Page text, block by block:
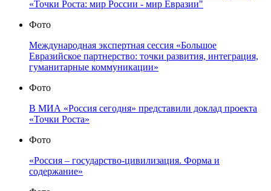
«Точки Роста: мир России - мир Евразии"
Фото
Международная экспертная сессия «Большое
Евразийское партнерство: точки развития, интеграция,
гуманитарные коммуникации»
Фото
В МИА «Россия сегодня» представили доклад проекта
«Точки Роста»
Фото
«Россия – государство-цивилизация. Форма и
содержание»